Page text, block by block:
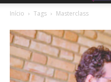
Início Tags Masterclass